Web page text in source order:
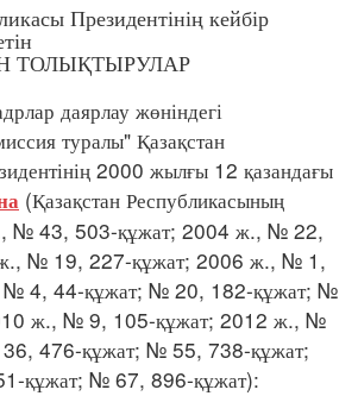
Президентінің кейбір
ТОЛЫҚТЫРУЛАР
даярлау жөніндегі
туралы" Қазақстан
2000 жылғы 12 қазандағы
(Қазақстан Республикасының
43, 503-құжат; 2004 ж., № 22,
№ 19, 227-құжат; 2006 ж., № 1,
№ 4, 44-құжат; № 20, 182-құжат; №
ж., № 9, 105-құжат; 2012 ж., №
476-құжат; № 55, 738-құжат;
құжат; № 67, 896-құжат):